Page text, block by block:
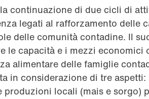
continuazione di due cicli di
legati al rafforzamento delle
delle comunità contadine. Il
le capacità e i mezzi economici
alimentare delle famiglie
in considerazione di tre aspetti:
produzioni locali (mais e sorgo)